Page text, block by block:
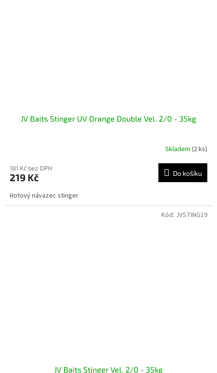
JV Baits Stinger UV Orange Double Vel. 2/0 - 35kg
Skladem (2 ks)
181 Kč bez DPH
219 Kč Do košíku
Hotový návazec stinger
JV Baits Stinger Vel. 2/0 - 35kg
Kód: JVSTING19